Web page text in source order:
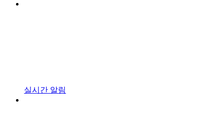
실시간 알림